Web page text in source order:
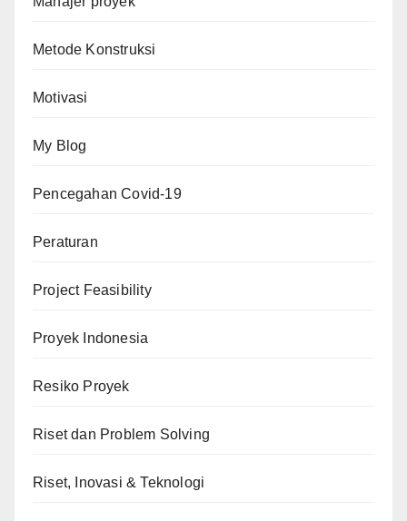
Metode Konstruksi
Motivasi
My Blog
Pencegahan Covid-19
Peraturan
Project Feasibility
Proyek Indonesia
Resiko Proyek
Riset dan Problem Solving
Riset, Inovasi & Teknologi